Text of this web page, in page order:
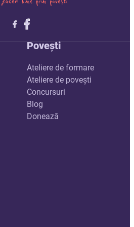
Follow me on X
Follow me on LinkedIn
Follow me on X
Povești
Ateliere de formare
Ateliere de povești
Concursuri
Blog
Donează